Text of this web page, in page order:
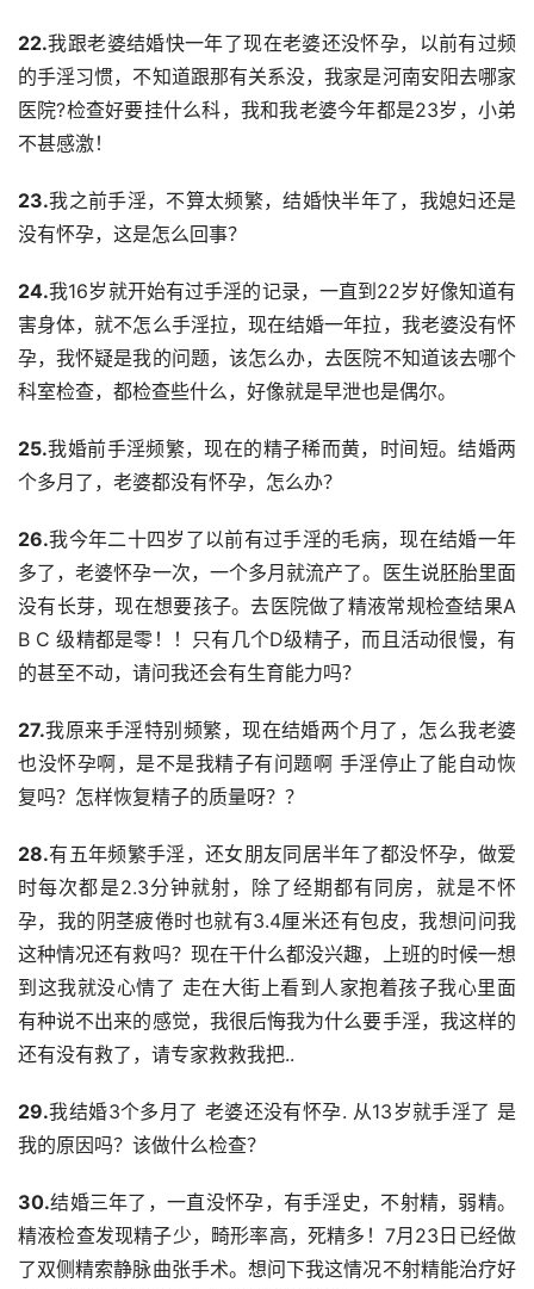
22.我跟老婆结婚快一年了现在老婆还没怀孕，以前有过频
的手淫习惯，不知道跟那有关系没，我家是河南安阳去哪家
医院?检查好要挂什么科，我和我老婆今年都是23岁，小弟
不甚感激！
23.我之前手淫，不算太频繁，结婚快半年了，我媳妇还是
没有怀孕，这是怎么回事？
24.我16岁就开始有过手淫的记录，一直到22岁好像知道有
害身体，就不怎么手淫拉，现在结婚一年拉，我老婆没有怀
孕，我怀疑是我的问题，该怎么办，去医院不知道该去哪个
科室检查，都检查些什么，好像就是早泄也是偶尔。
25.我婚前手淫频繁，现在的精子稀而黄，时间短。结婚两
个多月了，老婆都没有怀孕，怎么办？
26.我今年二十四岁了以前有过手淫的毛病，现在结婚一年
多了，老婆怀孕一次，一个多月就流产了。医生说胚胎里面
没有长芽，现在想要孩子。去医院做了精液常规检查结果A
B C 级精都是零！！只有几个D级精子，而且活动很慢，有
的甚至不动，请问我还会有生育能力吗？
27.我原来手淫特别频繁，现在结婚两个月了，怎么我老婆
也没怀孕啊，是不是我精子有问题啊 手淫停止了能自动恢
复吗？怎样恢复精子的质量呀？？
28.有五年频繁手淫，还女朋友同居半年了都没怀孕，做爱
时每次都是2.3分钟就射，除了经期都有同房，就是不怀
孕，我的阴茎疲倦时也就有3.4厘米还有包皮，我想问问我
这种情况还有救吗？现在干什么都没兴趣，上班的时候一想
到这我就没心情了 走在大街上看到人家抱着孩子我心里面
有种说不出来的感觉，我很后悔我为什么要手淫，我这样的
还有没有救了，请专家救救我把..
29.我结婚3个多月了 老婆还没有怀孕. 从13岁就手淫了 是
我的原因吗？该做什么检查？
30.结婚三年了，一直没怀孕，有手淫史，不射精，弱精。
精液检查发现精子少，畸形率高，死精多！7月23日已经做
了双侧精索静脉曲张手术。想问下我这情况不射精能治疗好